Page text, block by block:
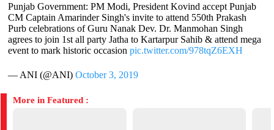
Punjab Government: PM Modi, President Kovind accept Punjab
CM Captain Amarinder Singh's invite to attend 550th Prakash
Purb celebrations of Guru Nanak Dev. Dr. Manmohan Singh
agrees to join 1st all party Jatha to Kartarpur Sahib & attend mega
event to mark historic occasionpic.twitter.com/978tqZ6EXH
— ANI (@ANI)October 3, 2019
More in Featured :